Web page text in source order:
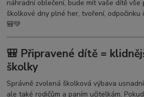
náhradní oblečení, bude mít vaše dítě
školkové dny plné her, tvoření, odpočinku
🎒💚
🎒 Připravené dítě =
školky
Správně zvolená školková výbava
ale také rodičům a paním učitelkám.